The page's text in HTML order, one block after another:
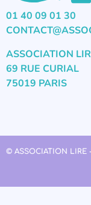
01 40 09 01 30
ASSOCIATION
69 RUE CURIAL
75019 PARIS
© ASSOCIATION LIRE